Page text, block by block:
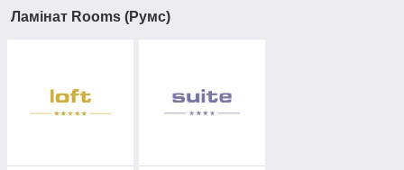
Ламінат Rooms (Румс)